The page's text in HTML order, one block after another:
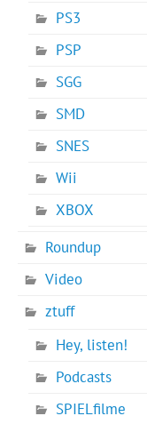
PS3
PSP
SGG
SMD
SNES
Wii
XBOX
Roundup
Video
ztuff
Hey, listen!
Podcasts
SPIELfilme